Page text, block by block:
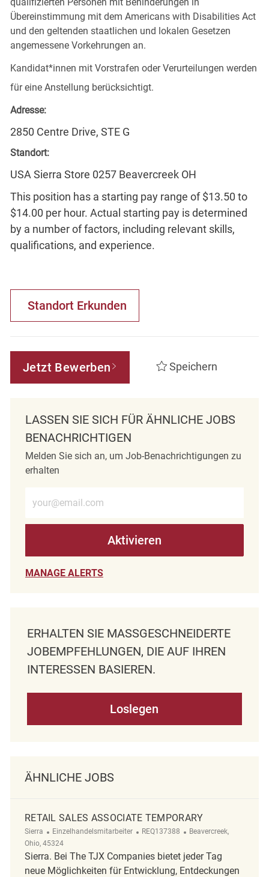
Übereinstimmung mit dem Americans with Disabilities Act
und den geltenden staatlichen und lokalen Gesetzen
angemessene Vorkehrungen an.
Kandidat*innen mit Vorstrafen oder Verurteilungen werden
für eine Anstellung berücksichtigt.
Adresse:
2850 Centre Drive, STE G
Standort:
USA Sierra Store 0257 Beavercreek OH
This position has a starting pay range of $13.50 to
$14.00 per hour. Actual starting pay is determined
by a number of factors, including relevant skills,
qualifications, and experience.
Standort Erkunden
Jetzt Bewerben Speichern
LASSEN SIE SICH FÜR ÄHNLICHE JOBS
BENACHRICHTIGEN
Melden Sie sich an, um Job-Benachrichtigungen zu
erhalten
Aktivieren
MANAGE ALERTS
ERHALTEN SIE MASSGESCHNEIDERTE J
OBEMPFEHLUNGEN, DIE AUF IHREN I
NTERESSEN BASIEREN.
Loslegen
ÄHNLICHE JOBS
RETAIL SALES ASSOCIATE TEMPORARY
Sierra Kategorie
Einzelhandelsmitarbeiter ReqId
REQ137388 Ort
Beavercreek,
Ohio, 45324
Sierra. Bei The TJX Companies bietet jeder Tag
neue Möglichkeiten für Entwicklung, Entdeckungen